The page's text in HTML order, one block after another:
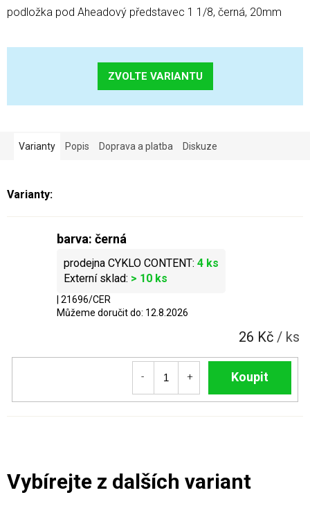
podložka pod Aheadový představec 1 1/8, černá, 20mm
ZVOLTE VARIANTU
Varianty Popis Doprava a platba Diskuze
barva: černá
> 10 ks
4 ks
| 21696/CER
Můžeme doručit do: 12.8.2026
26 Kč / ks
Do košíku